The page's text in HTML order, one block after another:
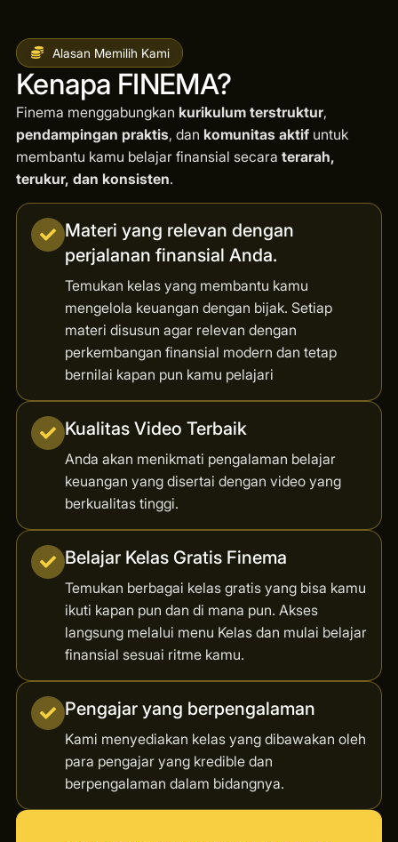
Alasan Memilih Kami
Kenapa FINEMA?
Finema menggabungkan kurikulum terstruktur,
pendampingan praktis, dan komunitas aktifuntuk
membantu kamu belajar finansial secara terarah,
terukur, dan konsisten.
Materi yang relevan dengan
perjalanan finansial Anda.
Temukan kelas yang membantu kamu
mengelola keuangan dengan bijak. Setiap
materi disusun agar relevan dengan
perkembangan finansial modern dan tetap
bernilai kapan pun kamu pelajari
Kualitas Video Terbaik
Anda akan menikmati pengalaman belajar
keuangan yang disertai dengan video yang
berkualitas tinggi.
Belajar Kelas Gratis Finema
Temukan berbagai kelas gratis yang bisa kamu
ikuti kapan pun dan di mana pun. Akses
langsung melalui menu Kelas dan mulai belajar
finansial sesuai ritme kamu.
Pengajar yang berpengalaman
Kami menyediakan kelas yang dibawakan oleh
para pengajar yang kredible dan
berpengalaman dalam bidangnya.